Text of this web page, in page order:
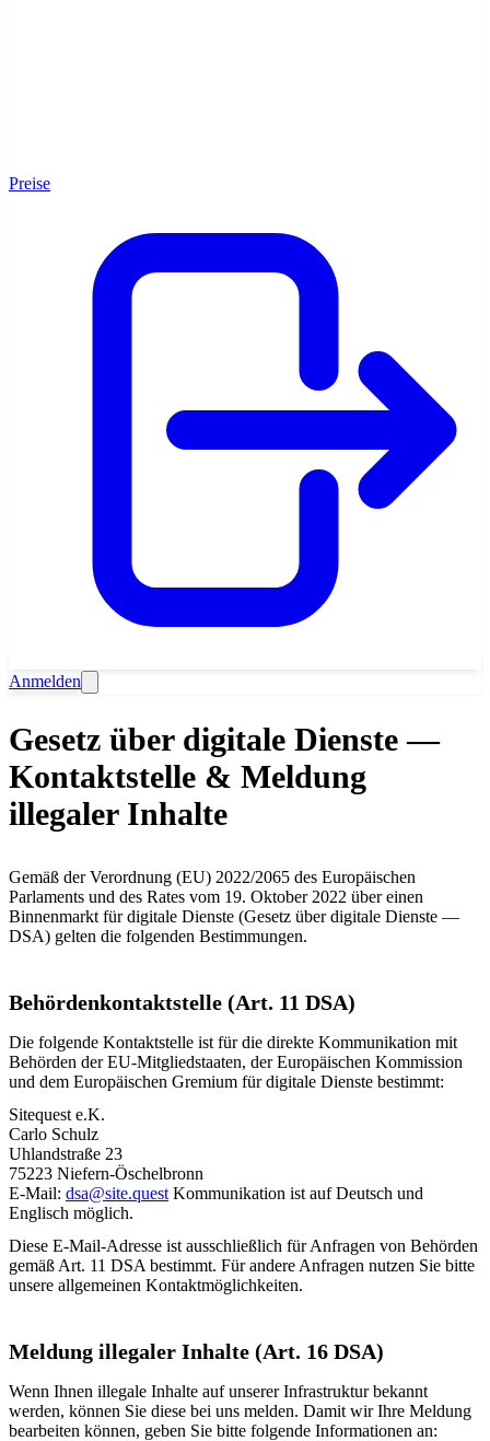
Preise
Anmelden
Gesetz über digitale Dienste —
Kontaktstelle & Meldung
illegaler Inhalte
Gemäß der Verordnung (EU) 2022/2065 des Europäischen
Parlaments und des Rates vom 19. Oktober 2022 über einen
Binnenmarkt für digitale Dienste (Gesetz über digitale Dienste —
DSA) gelten die folgenden Bestimmungen.
Behördenkontaktstelle (Art. 11 DSA)
Die folgende Kontaktstelle ist für die direkte Kommunikation mit
Behörden der EU-Mitgliedstaaten, der Europäischen Kommission
und dem Europäischen Gremium für digitale Dienste bestimmt:
Sitequest e.K.
Carlo Schulz
Uhlandstraße 23
75223 Niefern-Öschelbronn
E-Mail: dsa@site.quest Kommunikation ist auf Deutsch und
Englisch möglich.
Diese E-Mail-Adresse ist ausschließlich für Anfragen von Behörden
gemäß Art. 11 DSA bestimmt. Für andere Anfragen nutzen Sie bitte
unsere allgemeinen Kontaktmöglichkeiten.
Meldung illegaler Inhalte (Art. 16 DSA)
Wenn Ihnen illegale Inhalte auf unserer Infrastruktur bekannt
werden, können Sie diese bei uns melden. Damit wir Ihre Meldung
bearbeiten können, geben Sie bitte folgende Informationen an: